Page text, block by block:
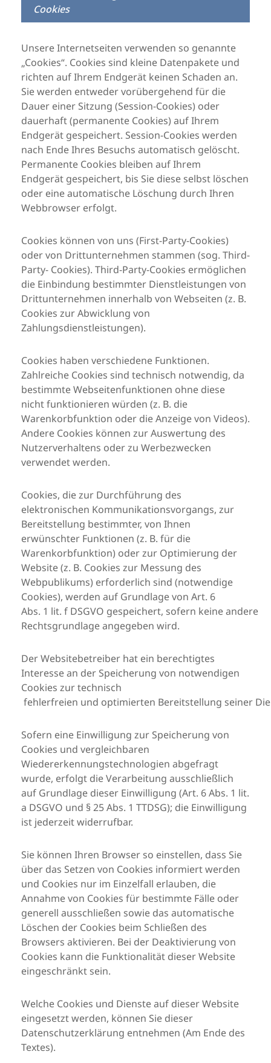
Cookies
Unsere Internetseiten verwenden so genannte
„Cookies“. Cookies sind kleine Datenpakete und
richten auf Ihrem Endgerät keinen Schaden an.
Sie werden entweder vorübergehend für die
Dauer einer Sitzung (Session-Cookies) oder
dauerhaft (permanente Cookies) auf Ihrem
Endgerät gespeichert. Session-Cookies werden
nach Ende Ihres Besuchs automatisch gelöscht.
Permanente Cookies bleiben auf Ihrem
Endgerät gespeichert, bis Sie diese selbst löschen
oder eine automatische Löschung durch Ihren
Webbrowser erfolgt.
Cookies können von uns (First-Party-Cookies)
oder von Drittunternehmen stammen (sog. Third-
Party- Cookies). Third-Party-Cookies ermöglichen
die Einbindung bestimmter Dienstleistungen von
Drittunternehmen innerhalb von Webseiten (z. B.
Cookies zur Abwicklung von
Zahlungsdienstleistungen).
Cookies haben verschiedene Funktionen.
Zahlreiche Cookies sind technisch notwendig, da
bestimmte Webseitenfunktionen ohne diese
nicht funktionieren würden (z. B. die
Warenkorbfunktion oder die Anzeige von Videos).
Andere Cookies können zur Auswertung des
Nutzerverhaltens oder zu Werbezwecken
verwendet werden.
Cookies, die zur Durchführung des
elektronischen Kommunikationsvorgangs, zur
Bereitstellung bestimmter, von Ihnen
erwünschter Funktionen (z. B. für die
Warenkorbfunktion) oder zur Optimierung der
Website (z. B. Cookies zur Messung des
Webpublikums) erforderlich sind (notwendige
Cookies), werden auf Grundlage von Art. 6
Abs. 1 lit. f DSGVO gespeichert, sofern keine andere
Rechtsgrundlage angegeben wird.
Der Websitebetreiber hat ein berechtigtes
Interesse an der Speicherung von notwendigen
Cookies zur technisch
fehlerfreien und optimierten Bereitstellung seiner
Sofern eine Einwilligung zur Speicherung von
Cookies und vergleichbaren
Wiedererkennungstechnologien abgefragt
wurde, erfolgt die Verarbeitung ausschließlich
auf Grundlage dieser Einwilligung (Art. 6 Abs. 1 lit.
a DSGVO und § 25 Abs. 1 TTDSG); die Einwilligung
ist jederzeit widerrufbar.
Sie können Ihren Browser so einstellen, dass Sie
über das Setzen von Cookies informiert werden
und Cookies nur im Einzelfall erlauben, die
Annahme von Cookies für bestimmte Fälle oder
generell ausschließen sowie das automatische
Löschen der Cookies beim Schließen des
Browsers aktivieren. Bei der Deaktivierung von
Cookies kann die Funktionalität dieser Website
eingeschränkt sein.
Welche Cookies und Dienste auf dieser Website
eingesetzt werden, können Sie dieser
Datenschutzerklärung entnehmen (Am Ende des
Textes).